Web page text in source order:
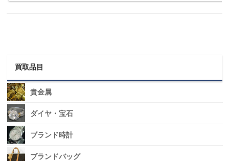
買取品目
貴金属
ダイヤ・宝石
ブランド時計
ブランドバッグ